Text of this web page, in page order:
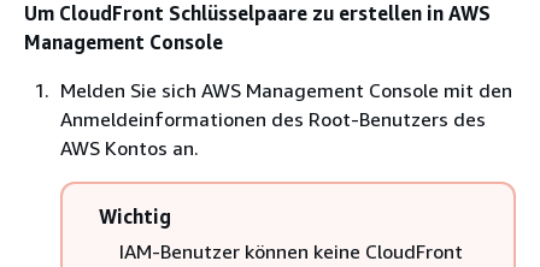
Um CloudFront Schlüsselpaare zu erstellen in AWS
Management Console
Melden Sie sich AWS Management Console mit den
Anmeldeinformationen des Root-Benutzers des
AWS Kontos an.
Wichtig
IAM-Benutzer können keine CloudFront